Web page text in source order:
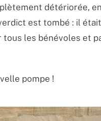
détériorée,
est tombé : il
les bénévoles et
pompe !